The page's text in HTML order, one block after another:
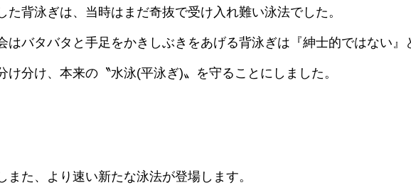
た背泳ぎは、当時はまだ奇抜で受け入れ難い泳法でした。
はバタバタと手足をかきしぶきをあげる背泳ぎは『紳士的ではない
け分け、本来の〝水泳(平泳ぎ)〟を守ることにしました。
また、より速い新たな泳法が登場します。